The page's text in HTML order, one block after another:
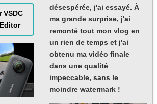
VSDC
désespérée, j'ai essayé. À
ma grande surprise, j'ai
remonté tout mon vlog en
un rien de temps et j'ai
obtenu ma vidéo finale
dans une qualité
impeccable, sans le
moindre watermark !